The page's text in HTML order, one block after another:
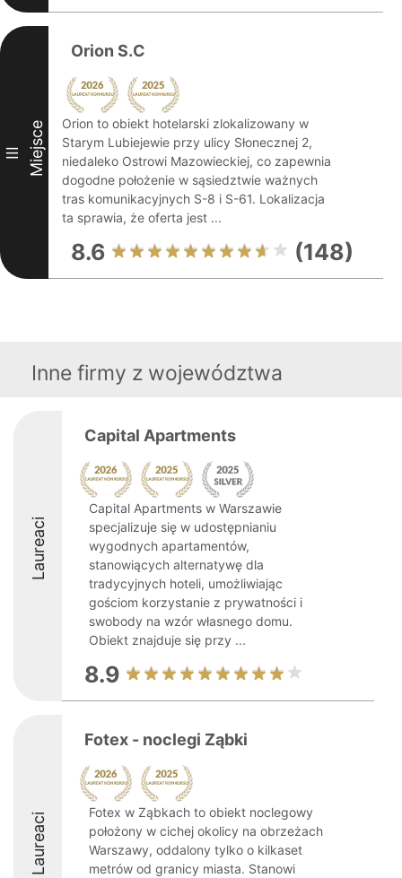
III Miejsce
Orion S.C
Orion to obiekt hotelarski zlokalizowany w
Starym Lubiejewie przy ulicy Słonecznej 2,
niedaleko Ostrowi Mazowieckiej, co zapewnia
dogodne położenie w sąsiedztwie ważnych
tras komunikacyjnych S-8 i S-61. Lokalizacja
ta sprawia, że oferta jest ...
8.6 (148)
Inne firmy z województwa
Laureaci
Capital Apartments
Capital Apartments w Warszawie
specjalizuje się w udostępnianiu
wygodnych apartamentów,
stanowiących alternatywę dla
tradycyjnych hoteli, umożliwiając
gościom korzystanie z prywatności i
swobody na wzór własnego domu.
Obiekt znajduje się przy ...
8.9
Laureaci
Fotex - noclegi Ząbki
Fotex w Ząbkach to obiekt noclegowy
położony w cichej okolicy na obrzeżach
Warszawy, oddalony tylko o kilkaset
metrów od granicy miasta. Stanowi